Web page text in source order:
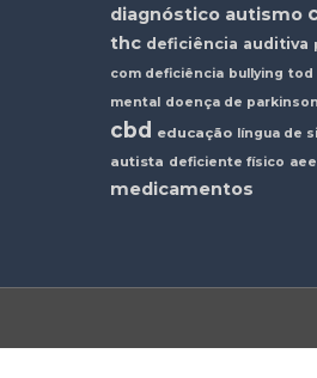
diagnóstico autismo
thc deficiência auditiva
com deficiência bullying tod
mental doença de parkinson
cbd educação língua de
autista deficiente físico aee
medicamentos